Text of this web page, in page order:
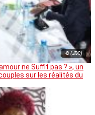
© (JDC)
ne Suffit pas ? », un
sur les réalités du